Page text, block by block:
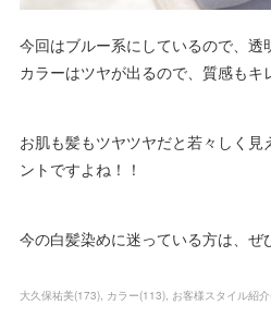
今回はブルー系にしているので、
カラーはツヤが出るので、質感もキ
お肌も髪もツヤツヤだと若々しく見
ントですよね！！
今の白髪染めに迷っている方は、ぜ
大久保祐美(173) カラー(113) お客様スタイル紹介